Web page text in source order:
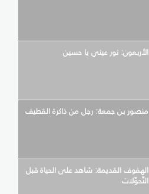
الأربعون: نور عيني يا حسين
منصور بن جمعة: رجل من ذاكرة القطيف
الهفوف القديمة: شاهد على الحياة قبل
التّحوّلات